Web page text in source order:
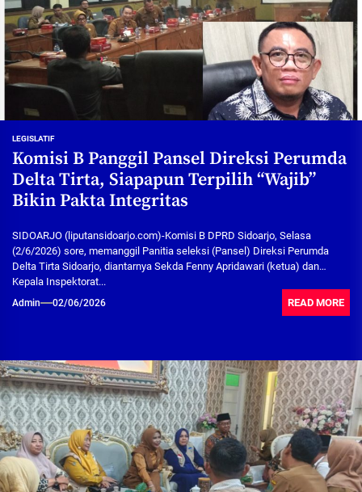
LEGISLATIF
Komisi B Panggil Pansel Direksi Perumda
Delta Tirta, Siapapun Terpilih “Wajib”
Bikin Pakta Integritas
SIDOARJO (liputansidoarjo.com)-Komisi B DPRD Sidoarjo, Selasa
(2/6/2026) sore, memanggil Panitia seleksi (Pansel) Direksi Perumda
Delta Tirta Sidoarjo, diantarnya Sekda Fenny Apridawari (ketua) dan
Kepala Inspektorat...
Admin 02/06/2026 READ MORE